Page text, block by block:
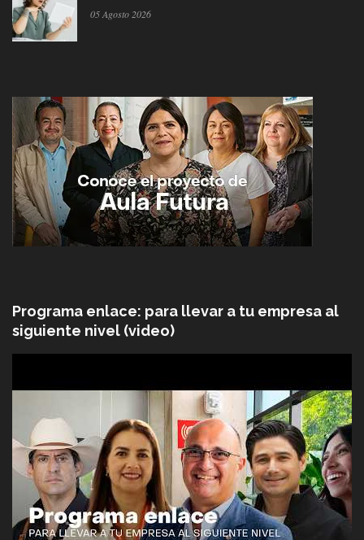
05 Agosto 2026
Programa enlace: para llevar a tu empresa al
siguiente nivel (video)